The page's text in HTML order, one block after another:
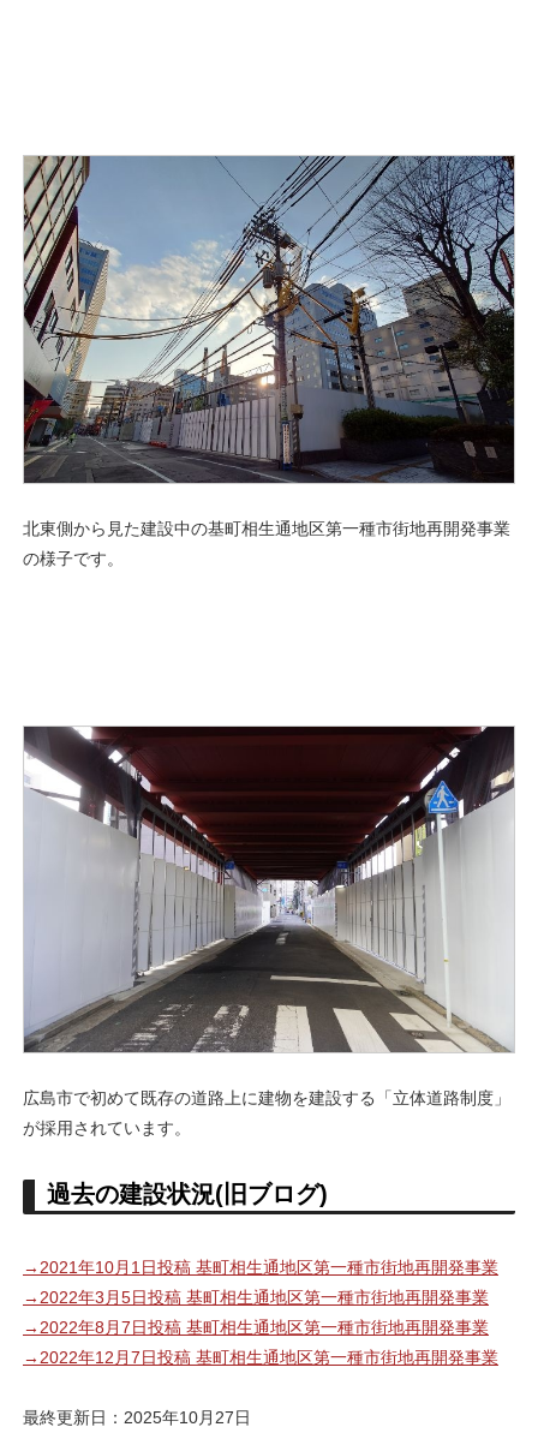
北東側から見た建設中の基町相生通地区第一種市街地再開発事業
の様子です。
広島市で初めて既存の道路上に建物を建設する「立体道路制度」
が採用されています。
過去の建設状況(旧ブログ)
→2021年10月1日投稿 基町相生通地区第一種市街地再開発事業
→2022年3月5日投稿 基町相生通地区第一種市街地再開発事業
→2022年8月7日投稿 基町相生通地区第一種市街地再開発事業
→2022年12月7日投稿 基町相生通地区第一種市街地再開発事業
最終更新日：2025年10月27日